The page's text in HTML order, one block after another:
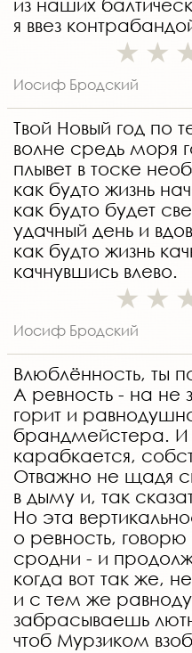
из наших
я ввез
Иосиф Бродский
Твой Новый год по
волне средь моря
плывет в тоске
как будто жизнь
как будто будет
удачный день и
как будто жизнь
качнувшись влево.
Иосиф Бродский
Влюблённость, ты
А ревность - на не
горит и
брандмейстера. И
карабкается,
Отважно не щадя
в дыму и, так
Но эта
о ревность, говорю
сродни - и
когда вот так же,
и с тем же
забрасываешь
чтоб Мурзиком